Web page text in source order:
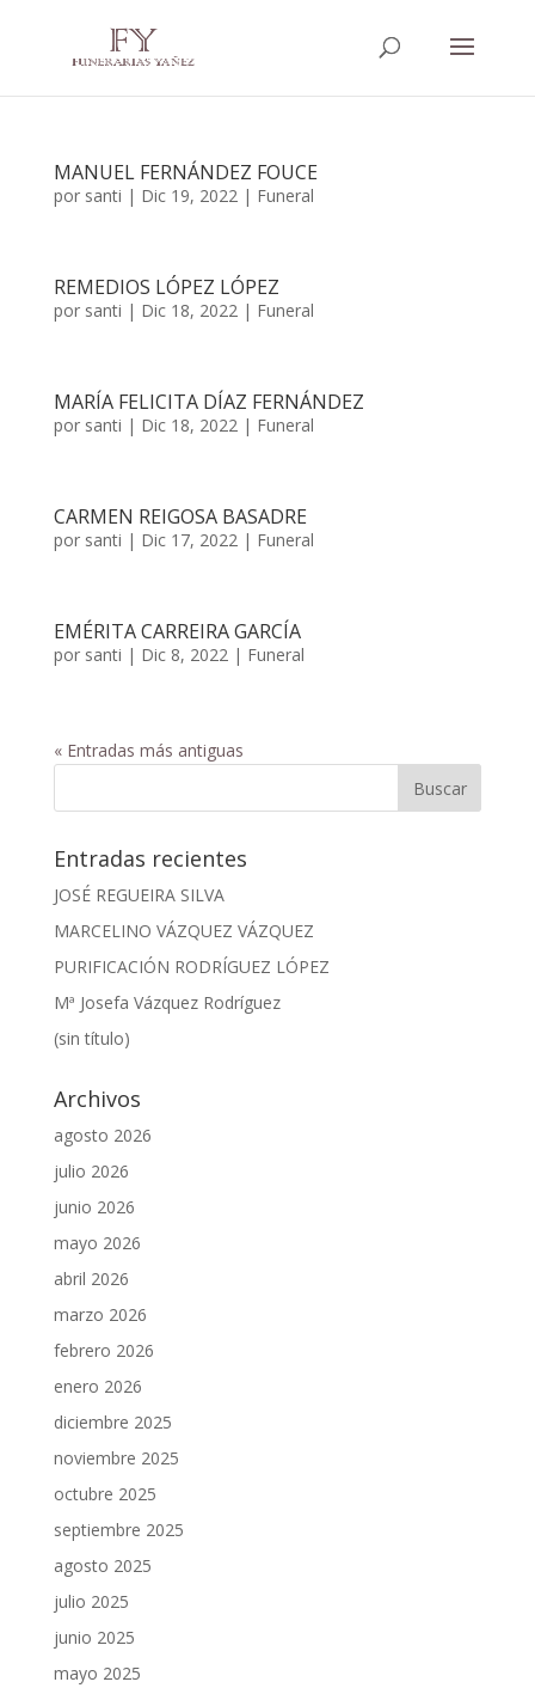
MANUEL FERNÁNDEZ FOUCE
por santi | Dic 19, 2022| Funeral
REMEDIOS LÓPEZ LÓPEZ
por santi | Dic 18, 2022| Funeral
MARÍA FELICITA DÍAZ FERNÁNDEZ
por santi | Dic 18, 2022| Funeral
CARMEN REIGOSA BASADRE
por santi | Dic 17, 2022| Funeral
EMÉRITA CARREIRA GARCÍA
por santi | Dic 8, 2022| Funeral
« Entradas más antiguas
Entradas recientes
JOSÉ REGUEIRA SILVA
MARCELINO VÁZQUEZ VÁZQUEZ
PURIFICACIÓN RODRÍGUEZ LÓPEZ
Mª Josefa Vázquez Rodríguez
(sin título)
Archivos
agosto 2026
julio 2026
junio 2026
mayo 2026
abril 2026
marzo 2026
febrero 2026
enero 2026
diciembre 2025
noviembre 2025
octubre 2025
septiembre 2025
agosto 2025
julio 2025
junio 2025
mayo 2025